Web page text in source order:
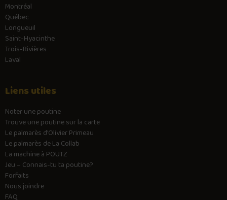
Montréal
Québec
Longueuil
Saint-Hyacinthe
Trois-Rivières
Laval
Liens utiles
Noter une poutine
Trouve une poutine sur la carte
Le palmarès d’Olivier Primeau
Le palmarès de La Collab
La machine à POUTZ
Jeu – Connais-tu ta poutine?
Forfaits
Nous joindre
FAQ